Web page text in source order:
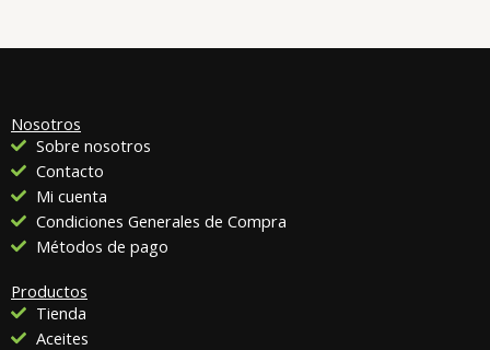
Nosotros
Sobre nosotros
Contacto
Mi cuenta
Condiciones Generales de Compra
Métodos de pago
Productos
Tienda
Aceites